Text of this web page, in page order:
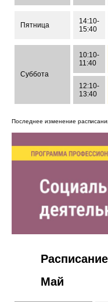
Пятница
14:10-
15:40
Суббота
10:10-
11:40
12:10-
13:40
Последнее изменение
Май